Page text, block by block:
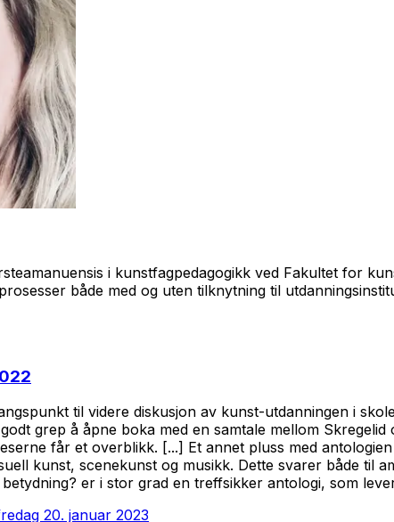
i kunstfagpedagogikk ved Fakultet for
både med og uten tilknytning til
til videre diskusjon av kunst-utdanningen i
grep å åpne boka med en samtale mellom
får et overblikk. [...] Et annet pluss med
kunst, scenekunst og musikk. Dette svarer både til
er i stor grad en treffsikker antologi, som
20. januar 2023